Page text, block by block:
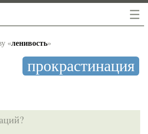
☰
«ленивость»
прокрастинация